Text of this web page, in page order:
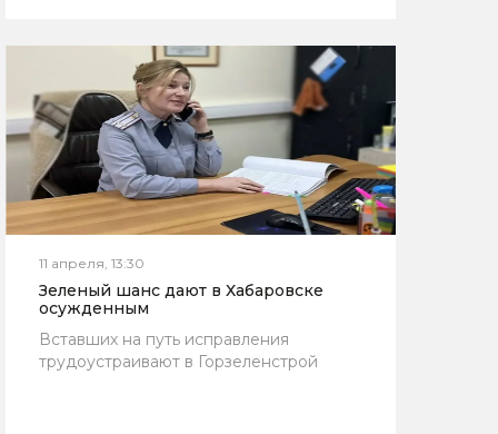
11 апреля, 13:30
Зеленый шанс дают в Хабаровске
осужденным
Вставших на путь исправления
трудоустраивают в Горзеленстрой